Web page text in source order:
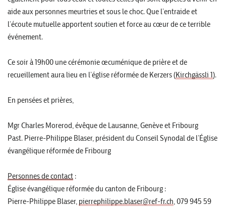
aide aux personnes meurtries et sous le choc. Que l’entraide et
l’écoute mutuelle apportent soutien et force au cœur de ce terrible
événement.
Ce soir à 19h00 une cérémonie œcuménique de prière et de
recueillement aura lieu en l’église réformée de Kerzers (Kirchgässli 1).
En pensées et prières,
Mgr Charles Morerod, évêque de Lausanne, Genève et Fribourg
Past. Pierre-Philippe Blaser, président du Conseil Synodal de l’Église
évangélique réformée de Fribourg
Personnes de contact :
Église évangélique réformée du canton de Fribourg :
Pierre-Philippe Blaser, pierrephilippe.blaser@ref-fr.ch , 079 945 59